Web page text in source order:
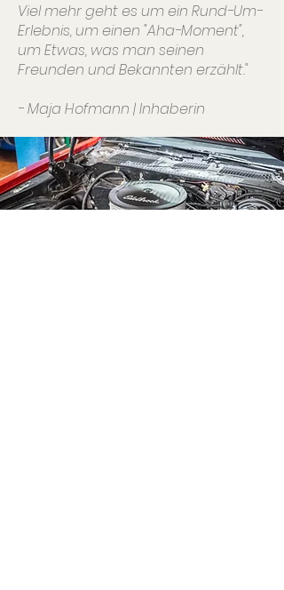
Viel mehr geht es um ein Rund-Um-
Erlebnis, um einen "Aha-Moment",
um Etwas, was man seinen
Freunden und Bekannten erzählt."
- Maja Hofmann | Inhaberin